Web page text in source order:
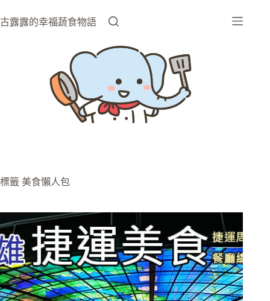
至
古露露的幸福蔬食物語
標籤 美食懶人包